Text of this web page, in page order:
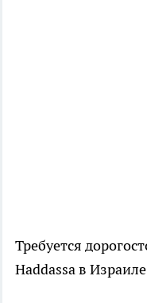
Требуется
Haddassa в